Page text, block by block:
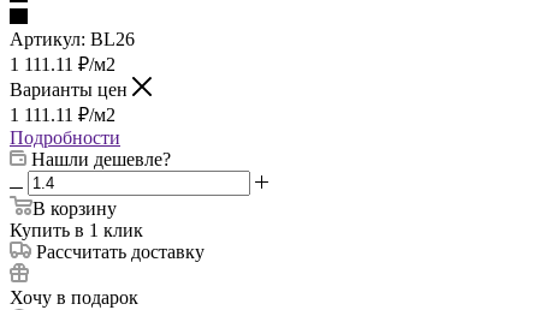
Артикул: BL26
1 111.11 ₽/м2
Варианты цен
1 111.11 ₽/м2
Подробности
Нашли дешевле?
В корзину
Купить в 1 клик
Рассчитать доставку
Хочу в подарок